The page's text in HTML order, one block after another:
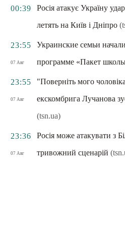
00:39
Росія атакує Україну
летять на Київ і Дніпро
23:55
07 Авг
Украинские семьи
программе «Пакет
23:55
07 Авг
"Поверніть мого
екскомбрига Лучанова
(tsn.ua)
23:36
07 Авг
Росія може атакувати з
тривожний сценарій